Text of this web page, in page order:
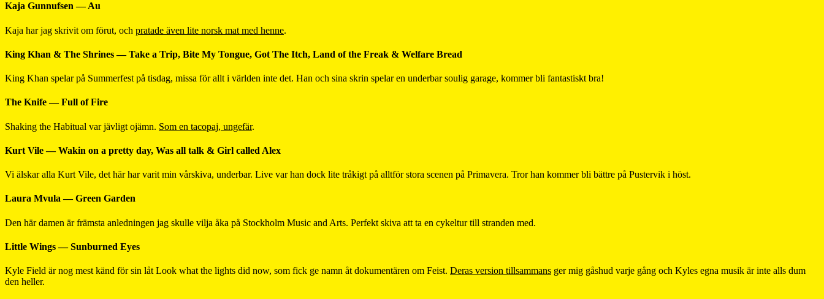
Kaja Gunnufsen — Au
Kaja har jag skrivit om förut, och pratade även lite norsk mat med henne.
King Khan & The Shrines — Take a Trip, Bite My Tongue, Got The Itch, Land of the Freak & Welfare Bread
King Khan spelar på Summerfest på tisdag, missa för allt i världen inte det. Han och sina skrin spelar en underbar soulig garage, kommer bli fantastiskt bra!
The Knife — Full of Fire
Shaking the Habitual var jävligt ojämn. Som en tacopaj, ungefär.
Kurt Vile — Wakin on a pretty day, Was all talk & Girl called Alex
Vi älskar alla Kurt Vile, det här har varit min vårskiva, underbar. Live var han dock lite tråkigt på alltför stora scenen på Primavera. Tror han kommer bli bättre på Pustervik i höst.
Laura Mvula — Green Garden
Den här damen är främsta anledningen jag skulle vilja åka på Stockholm Music and Arts. Perfekt skiva att ta en cykeltur till stranden med.
Little Wings — Sunburned Eyes
Kyle Field är nog mest känd för sin låt Look what the lights did now, som fick ge namn åt dokumentären om Feist. Deras version tillsammans ger mig gåshud varje gång och Kyles egna musik är inte alls dum
den heller.